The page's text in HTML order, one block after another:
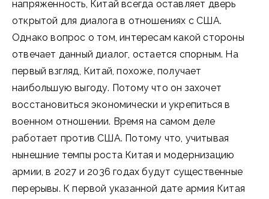
напряженность, Китай всегда оставляет дверь
открытой для диалога в отношениях с США.
Однако вопрос о том, интересам какой стороны
отвечает данный диалог, остается спорным. На
первый взгляд, Китай, похоже, получает
наибольшую выгоду. Потому что он захочет
восстановиться экономически и укрепиться в
военном отношении. Время на самом деле
работает против США. Потому что, учитывая
нынешние темпы роста Китая и модернизацию
армии, в 2027 и 2036 годах будут существенные
перерывы. К первой указанной дате армия Китая